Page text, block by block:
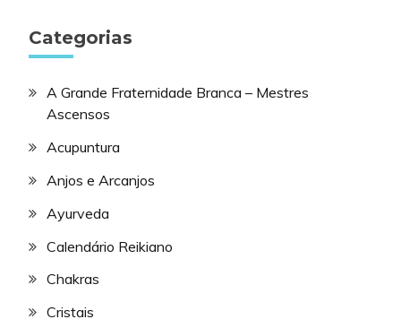
Categorias
A Grande Fraternidade Branca – Mestres
Ascensos
Acupuntura
Anjos e Arcanjos
Ayurveda
Calendário Reikiano
Chakras
Cristais